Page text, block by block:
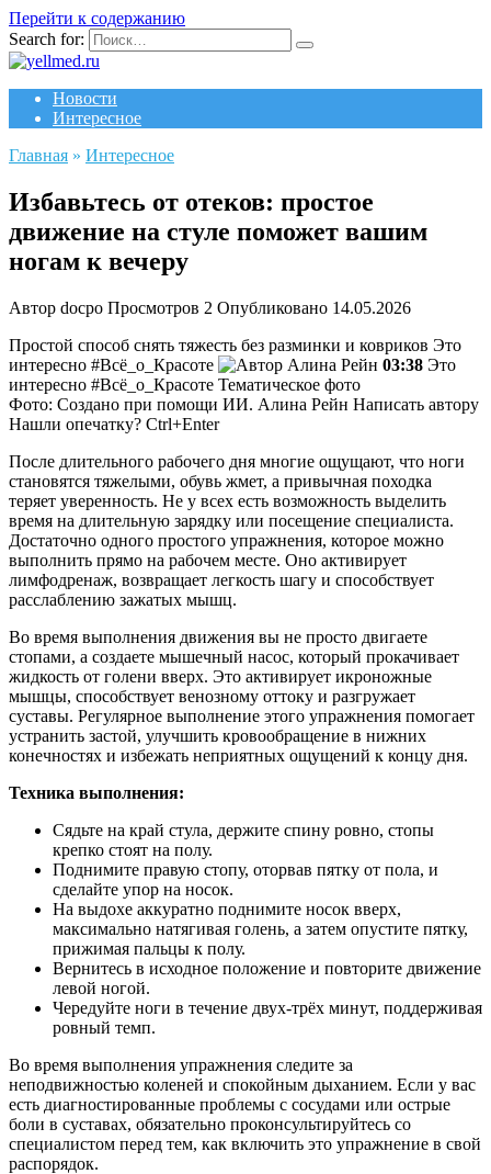
Перейти к содержанию
Search for:
Новости
Интересное
Главная » Интересное
Избавьтесь от отеков: простое
движение на стуле поможет вашим
ногам к вечеру
Автор docpo Просмотров 2 Опубликовано 14.05.2026
Простой способ снять тяжесть без разминки и ковриков Это
интересно #Всё_о_Красоте
Алина Рейн 03:38 Это
интересно #Всё_о_Красоте Тематическое фото
Фото: Создано при помощи ИИ. Алина Рейн Написать автору
Нашли опечатку? Ctrl+Enter
После длительного рабочего дня многие ощущают, что ноги
становятся тяжелыми, обувь жмет, а привычная походка
теряет уверенность. Не у всех есть возможность выделить
время на длительную зарядку или посещение специалиста.
Достаточно одного простого упражнения, которое можно
выполнить прямо на рабочем месте. Оно активирует
лимфодренаж, возвращает легкость шагу и способствует
расслаблению зажатых мышц.
Во время выполнения движения вы не просто двигаете
стопами, а создаете мышечный насос, который прокачивает
жидкость от голени вверх. Это активирует икроножные
мышцы, способствует венозному оттоку и разгружает
суставы. Регулярное выполнение этого упражнения помогает
устранить застой, улучшить кровообращение в нижних
конечностях и избежать неприятных ощущений к концу дня.
Техника выполнения:
Сядьте на край стула, держите спину ровно, стопы
крепко стоят на полу.
Поднимите правую стопу, оторвав пятку от пола, и
сделайте упор на носок.
На выдохе аккуратно поднимите носок вверх,
максимально натягивая голень, а затем опустите пятку,
прижимая пальцы к полу.
Вернитесь в исходное положение и повторите движение
левой ногой.
Чередуйте ноги в течение двух-трёх минут, поддерживая
ровный темп.
Во время выполнения упражнения следите за
неподвижностью коленей и спокойным дыханием. Если у вас
есть диагностированные проблемы с сосудами или острые
боли в суставах, обязательно проконсультируйтесь со
специалистом перед тем, как включить это упражнение в свой
распорядок.